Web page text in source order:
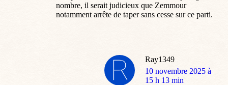
nombre, il serait judicieux que Zemmour
notamment arrête de taper sans cesse sur ce parti.
Ray1349
dit
:
10 novembre 2025 à
15 h 13 min